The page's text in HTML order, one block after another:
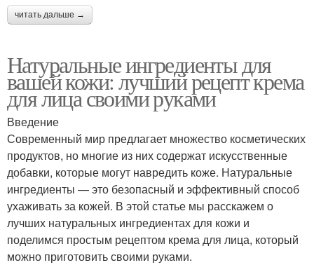
читать дальше →
Натуральные ингредиенты для
вашей кожи: лучший рецепт крема
для лица своими руками
Введение
Современный мир предлагает множество косметических
продуктов, но многие из них содержат искусственные
добавки, которые могут навредить коже. Натуральные
ингредиенты — это безопасный и эффективный способ
ухаживать за кожей. В этой статье мы расскажем о
лучших натуральных ингредиентах для кожи и
поделимся простым рецептом крема для лица, который
можно приготовить своими руками.